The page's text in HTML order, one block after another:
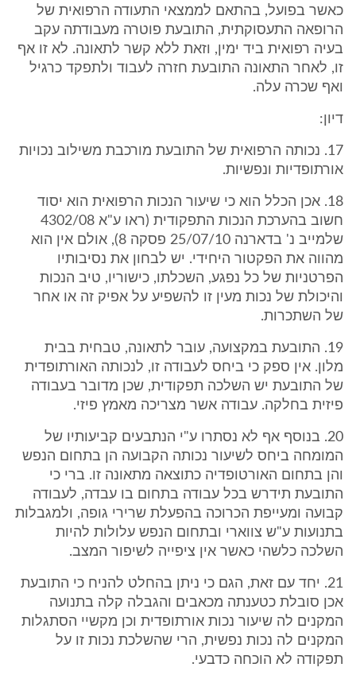
כאשר בפועל, בהתאם לממצאי התעודה הרפואית של
הרופאה התעסוקתית, התובעת פוטרה מעבודתה עקב
בעיה רפואית ביד ימין, וזאת ללא קשר לתאונה. לא זו אף
זו, לאחר התאונה התובעת חזרה לעבוד ולתפקד כרגיל
ואף שכרה עלה.
דיון:
17. נכותה הרפואית של התובעת מורכבת משילוב נכויות
אורתופדיות ונפשיות.
18. אכן הכלל הוא כי שיעור הנכות הרפואית הוא יסוד
חשוב בהערכת הנכות התפקודית (ראו ע"א 4302/08
שלמייב נ' בדארנה 25/07/10 פסקה 8), אולם אין הוא
מהווה את הפקטור היחידי. יש לבחון את נסיבותיו
הפרטניות של כל נפגע, השכלתו, כישוריו, טיב הנכות
והיכולת של נכות מעין זו להשפיע על אפיק זה או אחר
של השתכרות.
19. התובעת במקצועה, עובר לתאונה, טבחית בבית
מלון. אין ספק כי ביחס לעבודה זו, לנכותה האורתופדית
של התובעת יש השלכה תפקודית, שכן מדובר בעבודה
פיזית בחלקה. עבודה אשר מצריכה מאמץ פיזי.
20. בנוסף אף לא נסתרו ע"י הנתבעים קביעותיו של
המומחה ביחס לשיעור נכותה הקבועה הן בתחום הנפש
והן בתחום האורטופדיה כתוצאה מתאונה זו. ברי כי
התובעת תידרש בכל עבודה בתחום בו עבדה, לעבודה
קבועה ומעייפת הכרוכה בהפעלת שרירי גופה, ולמגבלות
בתנועות ע"ש צווארי ובתחום הנפש עלולות להיות
השלכה כלשהי כאשר אין ציפייה לשיפור המצב.
21. יחד עם זאת, הגם כי ניתן בהחלט להניח כי התובעת
אכן סובלת כטענתה מכאבים והגבלה קלה בתנועה
המקנים לה שיעור נכות אורתופדית וכן מקשיי הסתגלות
המקנים לה נכות נפשית, הרי שהשלכת נכות זו על
תפקודה לא הוכחה כדבעי.